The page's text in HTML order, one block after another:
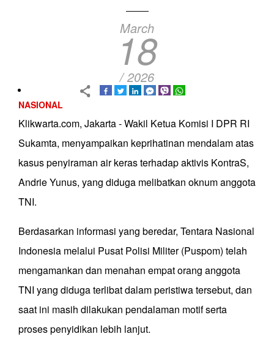
March
18
/ 2026
NASIONAL
Klikwarta.com, Jakarta - Wakil Ketua Komisi I DPR RI
Sukamta, menyampaikan keprihatinan mendalam atas
kasus penyiraman air keras terhadap aktivis KontraS,
Andrie Yunus, yang diduga melibatkan oknum anggota
TNI.
Berdasarkan informasi yang beredar, Tentara Nasional
Indonesia melalui Pusat Polisi Militer (Puspom) telah
mengamankan dan menahan empat orang anggota
TNI yang diduga terlibat dalam peristiwa tersebut, dan
saat ini masih dilakukan pendalaman motif serta
proses penyidikan lebih lanjut.